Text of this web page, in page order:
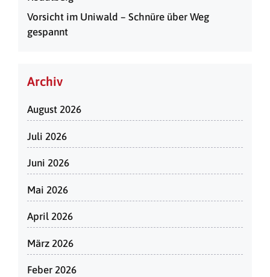
Vorsicht im Uniwald – Schnüre über Weg
gespannt
Archiv
August 2026
Juli 2026
Juni 2026
Mai 2026
April 2026
März 2026
Feber 2026